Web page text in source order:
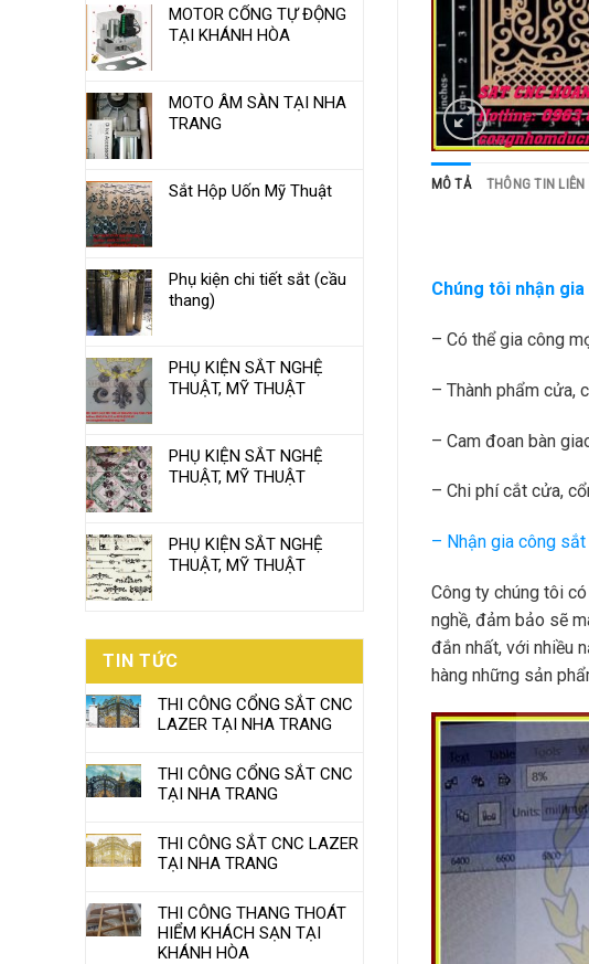
MOTOR CỔNG TỰ ĐỘNG
TẠI KHÁNH HÒA
MOTO ÂM SÀN TẠI NHA
TRANG
Sắt Hộp Uốn Mỹ Thuật
Phụ kiện chi tiết sắt (cầu
thang)
PHỤ KIỆN SẮT NGHỆ
THUẬT, MỸ THUẬT
PHỤ KIỆN SẮT NGHỆ
THUẬT, MỸ THUẬT
PHỤ KIỆN SẮT NGHỆ
THUẬT, MỸ THUẬT
TIN TỨC
THI CÔNG CỔNG SẮT CNC
LAZER TẠI NHA TRANG
THI CÔNG CỔNG SẮT CNC
TẠI NHA TRANG
THI CÔNG SẮT CNC LAZER
TẠI NHA TRANG
THI CÔNG THANG THOÁT
HIỂM KHÁCH SẠN TẠI
KHÁNH HÒA
MÔ TẢ THÔNG TIN LIÊN
Chúng tôi nhận
– Có thể gia công
– Thành phẩm cửa,
– Cam đoan bàn
– Chi phí cắt cửa,
– Nhận gia công sắt
Công ty chúng tôi
nghề, đảm bảo sẽ
đắn nhất, với nhiều
hàng những sản